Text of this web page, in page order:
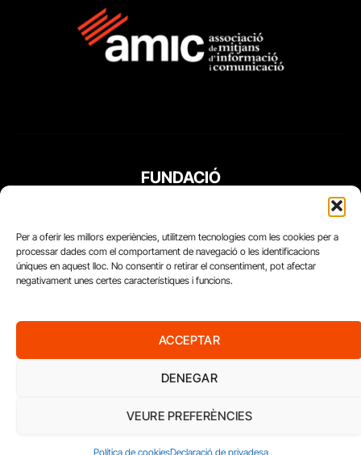
Per a oferir les millors experiències, utilitzem tecnologies com les cookies per a
processar dades com el comportament de navegació o les identificacions
úniques en aquest lloc. No consentir o retirar el consentiment, pot afectar
negativament unes certes característiques i funcions.
ACCEPTAR
DENEGAR
VEURE PREFERÈNCIES
Política de cookiesDeclaració de privadesa
FUNDACIÓ